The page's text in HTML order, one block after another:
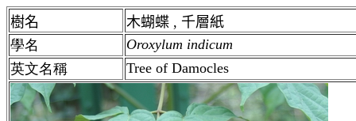
樹名
木蝴蝶 , 千層紙
學名
Oroxylum indicum
英文名稱
Tree of Damocles